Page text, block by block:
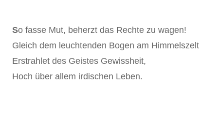
So fasse Mut, beherzt das Rechte zu wagen!
Gleich dem leuchtenden Bogen am Himmelszelt
Erstrahlet des Geistes Gewissheit,
Hoch über allem irdischen Leben.